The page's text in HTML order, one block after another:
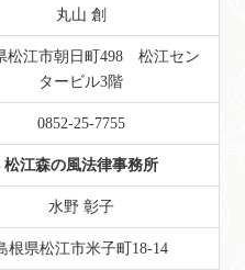
丸山 創
松江市朝日町498 松江セン
タービル3階
0852-25-7755
松江森の風法律事務所
水野 彰子
根県松江市米子町18-14